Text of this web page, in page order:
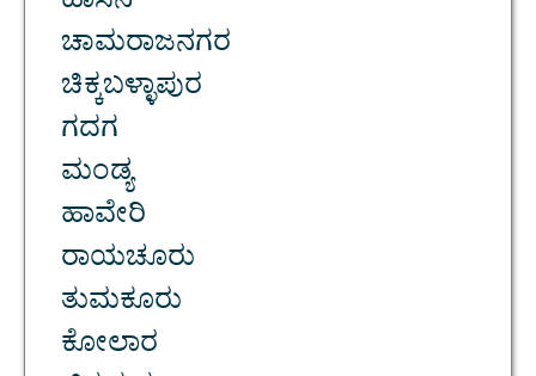
ಚಾಮರಾಜನಗರ
ಚಿಕ್ಕಬಳ್ಳಾಪುರ
ಗದಗ
ಮಂಡ್ಯ
ಹಾವೇರಿ
ರಾಯಚೂರು
ತುಮಕೂರು
ಕೋಲಾರ